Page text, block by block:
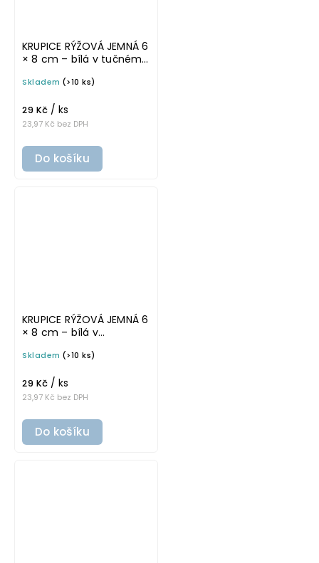
KRUPICE RÝŽOVÁ JEMNÁ 6
× 8 cm – bílá v tučném
samolepka na
Skladem (>10 ks)
23,97 Kč bez DPH
29 Kč / ks
Do košíku
KRUPICE RÝŽOVÁ JEMNÁ 6
× 8 cm – bílá v
omyvatelná samolepka
Skladem (>10 ks)
23,97 Kč bez DPH
29 Kč / ks
Do košíku